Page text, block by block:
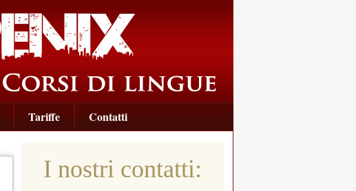
Tariffe Contatti
I nostri contatti: